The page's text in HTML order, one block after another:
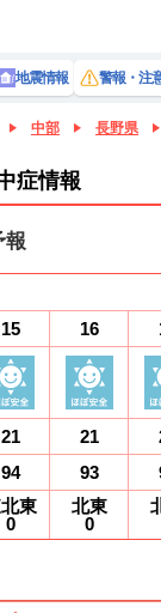
地震情報 警報・注
中部 長野県
症情報
報
15
21
94
東
0
16
21
93
北東
0